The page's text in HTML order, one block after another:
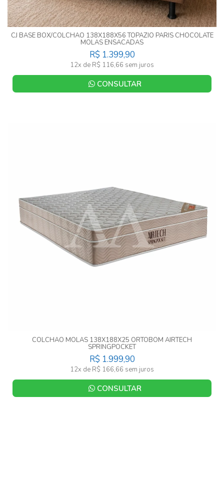
CJ BASE BOX/COLCHAO 138X188X56 TOPAZIO PARIS CHOCOLATE
MOLAS ENSACADAS
R$ 1.399,90
12x de R$ 116,66 sem juros
CONSULTAR
COLCHAO MOLAS 138X188X25 ORTOBOM AIRTECH
SPRINGPOCKET
R$ 1.999,90
12x de R$ 166,66 sem juros
CONSULTAR